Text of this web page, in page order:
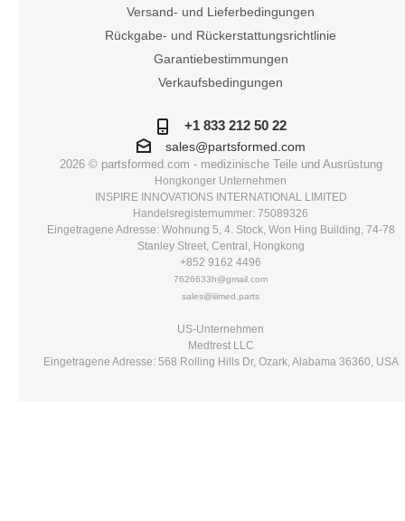
2026 © partsformed.com - medizinische Teile und Ausrüstung
Hongkonger Unternehmen
INSPIRE INNOVATIONS INTERNATIONAL LIMITED
Handelsregisternummer: 75089326
Eingetragene Adresse: Wohnung 5, 4. Stock, Won Hing Building, 74-78
Stanley Street, Central, Hongkong
+852 9162 4496
7626633h@gmail.com
sales@iiimed.parts
US-Unternehmen
Medtrest LLC
Eingetragene Adresse: 568 Rolling Hills Dr, Ozark, Alabama 36360, USA
Versand- und Lieferbedingungen
Rückgabe- und Rückerstattungsrichtlinie
Garantiebestimmungen
Verkaufsbedingungen
+1 833 212 50 22
sales@partsformed.com